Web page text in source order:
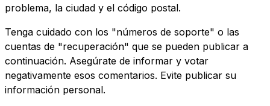
problema, la ciudad y el código postal.
Tenga cuidado con los "números de soporte" o las
cuentas de "recuperación" que se pueden publicar a
continuación. Asegúrate de informar y votar
negativamente esos comentarios. Evite publicar su
información personal.